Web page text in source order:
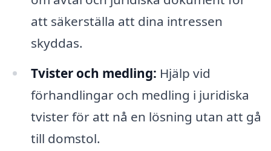
att säkerställa att dina intressen
skyddas.
Tvister och medling: Hjälp vid
förhandlingar och medling i juridiska
tvister för att nå en lösning utan att gå
till domstol.